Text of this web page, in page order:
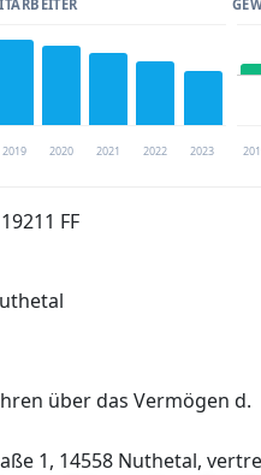
2019 2020 2021 2022 2023
verfügbar
FF
über das Vermögen d.
1, 14558 Nuthetal,